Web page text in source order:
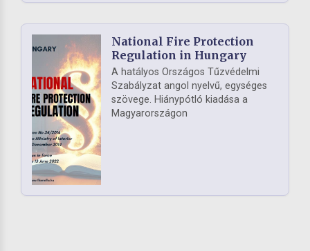
National Fire Protection
Regulation in Hungary
A hatályos Országos Tűzvédelmi
Szabályzat angol nyelvű, egységes
szövege. Hiánypótló kiadása a
Magyarországon